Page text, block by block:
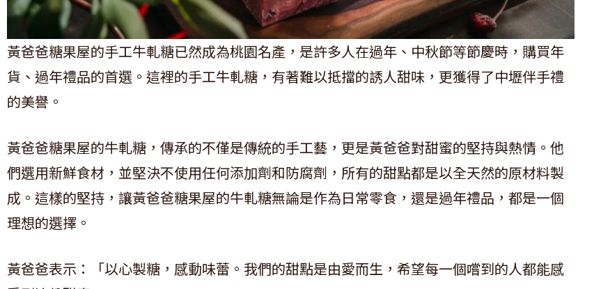
黃爸爸糖果屋的手工牛軋糖已然成為桃園名產，是許多人在過年、中秋節等節慶時，購買年
貨、過年禮品的首選。這裡的手工牛軋糖，有著難以抵擋的誘人甜味，更獲得了中壢伴手禮
的美譽。
黃爸爸糖果屋的牛軋糖，傳承的不僅是傳統的手工藝，更是黃爸爸對甜蜜的堅持與熱情。他
們選用新鮮食材，並堅決不使用任何添加劑和防腐劑，所有的甜點都是以全天然的原材料製
成。這樣的堅持，讓黃爸爸糖果屋的牛軋糖無論是作為日常零食，還是過年禮品，都是一個
理想的選擇。
黃爸爸表示：「以心製糖，感動味蕾。我們的甜點是由愛而生，希望每一個嚐到的人都能感